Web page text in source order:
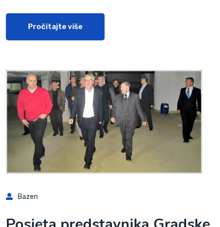
Pročitajte više
Bazen